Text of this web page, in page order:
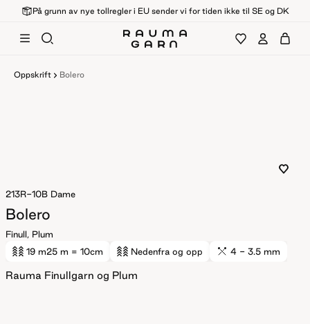
På grunn av nye tollregler i EU sender vi for tiden ikke til SE og DK
Oppskrift Bolero
213R-10B Dame
Bolero
Finull, Plum
19 m25 m = 10cm Nedenfra og opp 4 - 3.5 mm
Rauma Finullgarn og Plum